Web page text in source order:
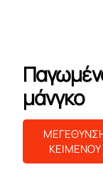
μάνγκο
ΚΕΙΜΕΝΟΥ